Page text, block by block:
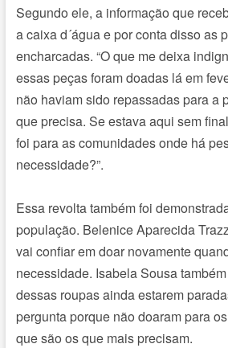
Segundo ele, a informação que
a caixa d´água e por conta disso as
encharcadas. “O que me deixa
essas peças foram doadas lá em
não haviam sido repassadas para a
que precisa. Se estava aqui sem
foi para as comunidades onde há
necessidade?”.
Essa revolta também foi
população. Belenice Aparecida
vai confiar em doar novamente
necessidade. Isabela Sousa
dessas roupas ainda estarem
pergunta porque não doaram para
que são os que mais precisam.